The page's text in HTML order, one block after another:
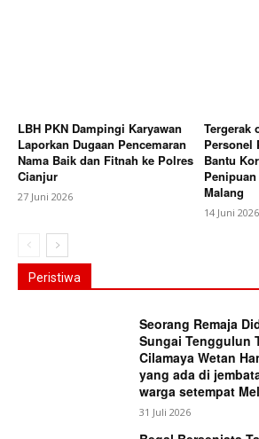
LBH PKN Dampingi Karyawan
Laporkan Dugaan Pencemaran
Nama Baik dan Fitnah ke Polres
Cianjur
27 Juni 2026
Tergerak
Personel
Bantu
Malang
14 Juni 2026
Peristiwa
Seorang Remaja
Sungai Tenggulun
Cilamaya Wetan
yang ada di
warga setempat
31 Juli 2026